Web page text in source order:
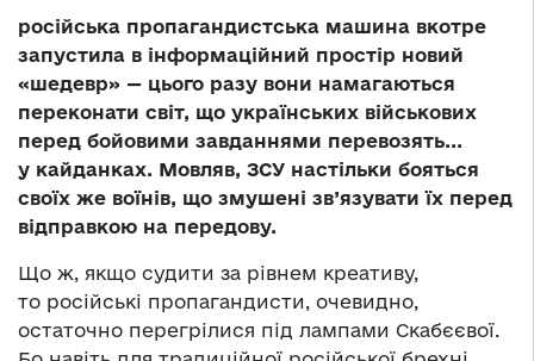
російська пропагандистська машина вкотре
запустила в інформаційний простір новий
«шедевр» — цього разу вони намагаються
переконати світ, що українських військових
перед бойовими завданнями перевозять...
у кайданках. Мовляв, ЗСУ настільки бояться
своїх же воїнів, що змушені зв’язувати їх перед
відправкою на передову.
Що ж, якщо судити за рівнем креативу,
то російські пропагандисти, очевидно,
остаточно перегрілися під лампами Скабєєвої.